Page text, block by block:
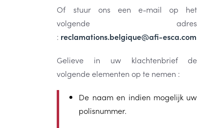
Of stuur ons een e-mail op het
volgende adres
: reclamations.belgique@afi-esca.com
Gelieve in uw klachtenbrief de
volgende elementen op te nemen :
De naam en indien mogelijk uw
polisnummer.